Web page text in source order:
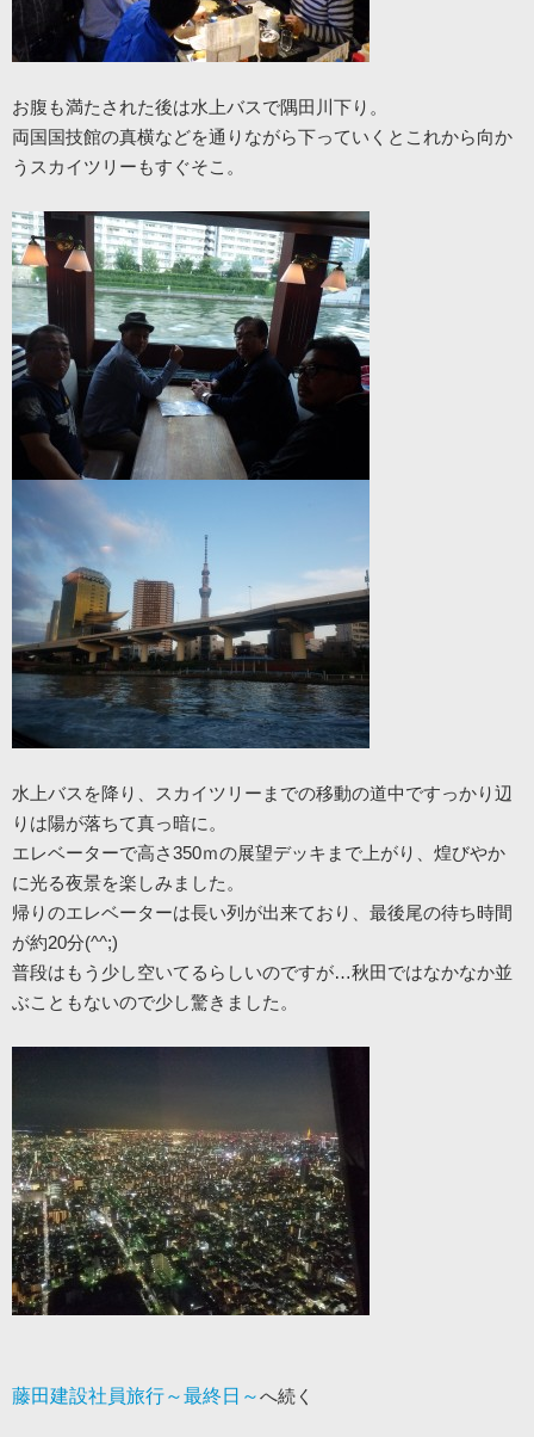
お腹も満たされた後は水上バスで隅田川下り。
両国国技館の真横などを通りながら下っていくとこれから向か
うスカイツリーもすぐそこ。
水上バスを降り、スカイツリーまでの移動の道中ですっかり辺
りは陽が落ちて真っ暗に。
エレベーターで高さ350ｍの展望デッキまで上がり、煌びやか
に光る夜景を楽しみました。
帰りのエレベーターは長い列が出来ており、最後尾の待ち時間
が約20分(^^;)
普段はもう少し空いてるらしいのですが…秋田ではなかなか並
ぶこともないので少し驚きました。
藤田建設社員旅行～最終日～へ続く